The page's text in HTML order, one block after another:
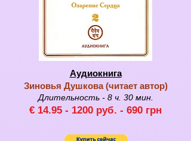
Аудиокнига
Зиновья Душкова (читает автор)
Длительность - 8ч. 30 мин.
€ 14.95 - 1200 руб. - 690 грн